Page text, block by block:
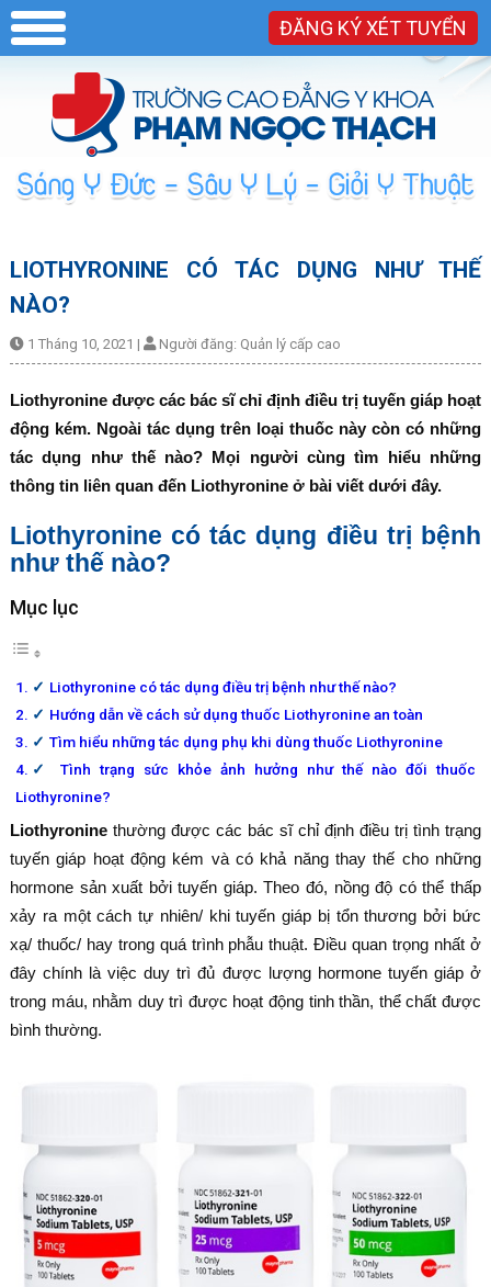
ĐĂNG KÝ XÉT TUYỂN
LIOTHYRONINE CÓ TÁC DỤNG NHƯ THẾ
NÀO?
1 Tháng 10, 2021 | Người đăng: Quản lý cấp cao
Liothyronine được các bác sĩ chỉ định điều trị tuyến giáp hoạt
động kém. Ngoài tác dụng trên loại thuốc này còn có những
tác dụng như thế nào? Mọi người cùng tìm hiểu những
thông tin liên quan đến Liothyronine ở bài viết dưới đây.
Liothyronine có tác dụng điều trị bệnh
như thế nào?
Mục lục
Liothyronine có tác dụng điều trị bệnh như thế nào?
Hướng dẫn về cách sử dụng thuốc Liothyronine an toàn
Tìm hiểu những tác dụng phụ khi dùng thuốc Liothyronine
Tình trạng sức khỏe ảnh hưởng như thế nào đối thuốc
Liothyronine?
Liothyroninethường được các bác sĩ chỉ định điều trị tình trạng
tuyến giáp hoạt động kém và có khả năng thay thế cho những
hormone sản xuất bởi tuyến giáp. Theo đó, nồng độ có thể thấp
xảy ra một cách tự nhiên/ khi tuyến giáp bị tổn thương bởi bức
xạ/ thuốc/ hay trong quá trình phẫu thuật. Điều quan trọng nhất ở
đây chính là việc duy trì đủ được lượng hormone tuyến giáp ở
trong máu, nhằm duy trì được hoạt động tinh thần, thể chất được
bình thường.